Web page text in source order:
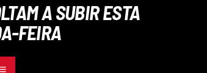
A SUBIR ESTA
FEIRA